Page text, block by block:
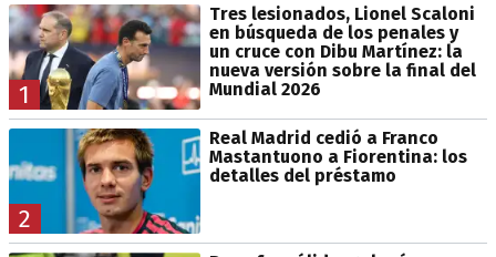
1
Tres lesionados, Lionel Scaloni
en búsqueda de los penales y
un cruce con Dibu Martínez: la
nueva versión sobre la final del
Mundial 2026
2
Real Madrid cedió a Franco
Mastantuono a Fiorentina: los
detalles del préstamo